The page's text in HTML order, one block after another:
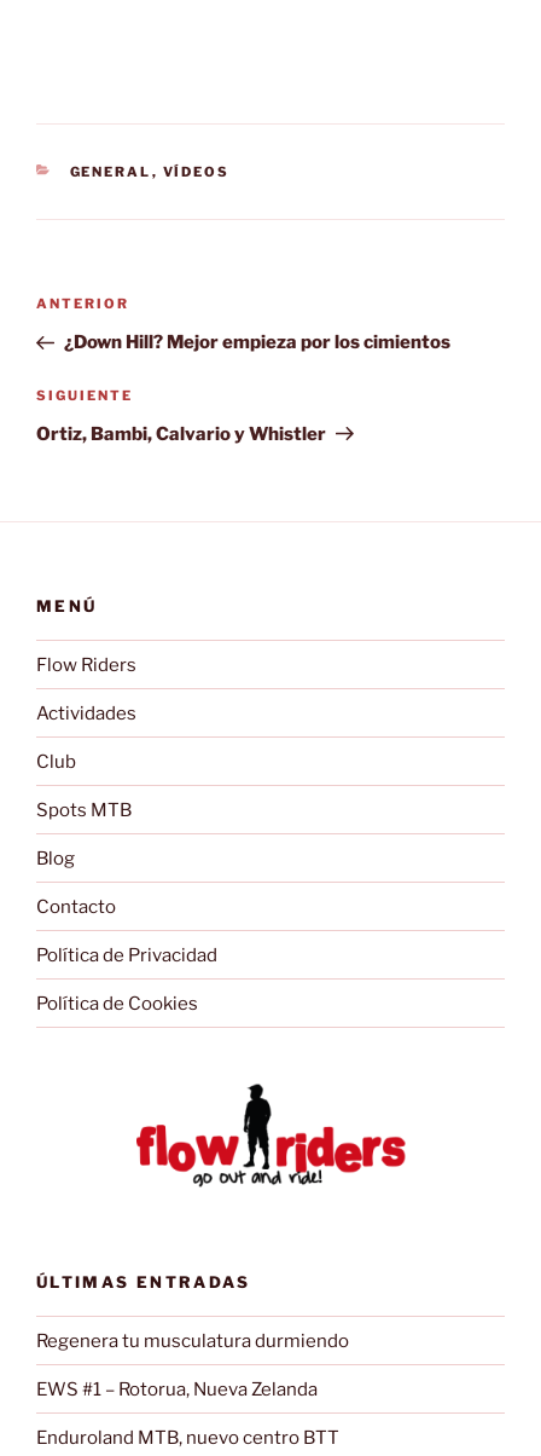
CATEGORÍAS
GENERAL , VÍDEOS
Navegación
entradas
Entrada
anterior:
ANTERIOR
¿Down Hill? Mejor empieza por los cimientos
Siguiente
entrada
SIGUIENTE
Ortiz, Bambi, Calvario y Whistler
MENÚ
Flow Riders
Actividades
Club
Spots MTB
Blog
Contacto
Política de Privacidad
Política de Cookies
ÚLTIMAS ENTRADAS
Regenera tu musculatura durmiendo
EWS #1 – Rotorua, Nueva Zelanda
Enduroland MTB, nuevo centro BTT